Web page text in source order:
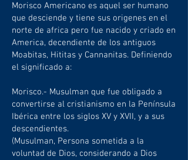
Morisco Americano es aquel ser humano
que desciende y tiene sus origenes en el
norte de africa pero fue nacido y criado en
America, decendiente de los antiguos
Moabitas, Hititas y Cannanitas. Definiendo
el significado a:
Morisco.- Musulman que fue obligado a
convertirse al cristianismo en la Península
Ibérica entre los siglos XV y XVII, y a sus
descendientes.
(Musulman, Persona sometida a la
voluntad de Dios, considerando a Dios